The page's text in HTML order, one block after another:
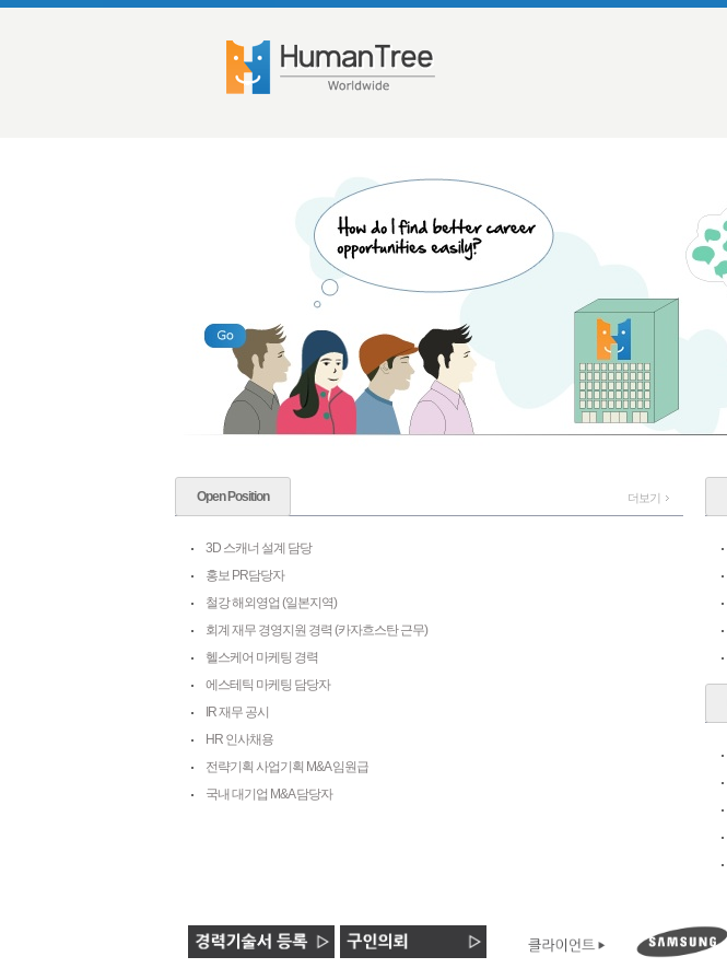
Open Position
3D 스캐너 설계 담당
홍보 PR담당자
철강 해외영업 (일본지역)
회계 재무 경영지원 경력 (카자흐스탄 근무)
헬스케어 마케팅 경력
에스테틱 마케팅 담당자
IR 재무 공시
HR 인사채용
전략기획 사업기획 M&A 임원급
국내 대기업 M&A 담당자
더보기